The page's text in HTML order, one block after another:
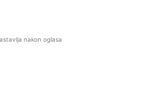
nakon oglasa